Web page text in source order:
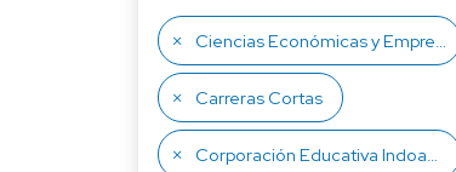
Ciencias Económicas y Empresariales
Carreras Cortas
Corporación Educativa Indoamericana